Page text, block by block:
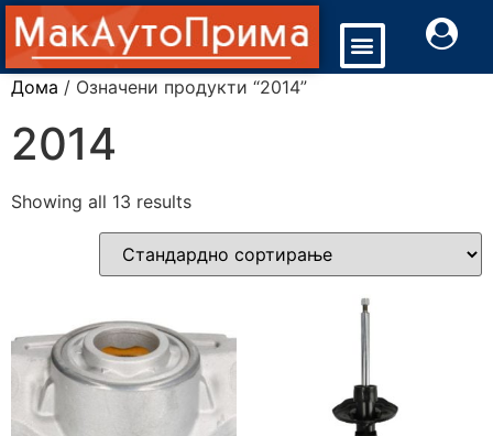
Дома / Означени продукти “2014”
2014
Showing all 13 results